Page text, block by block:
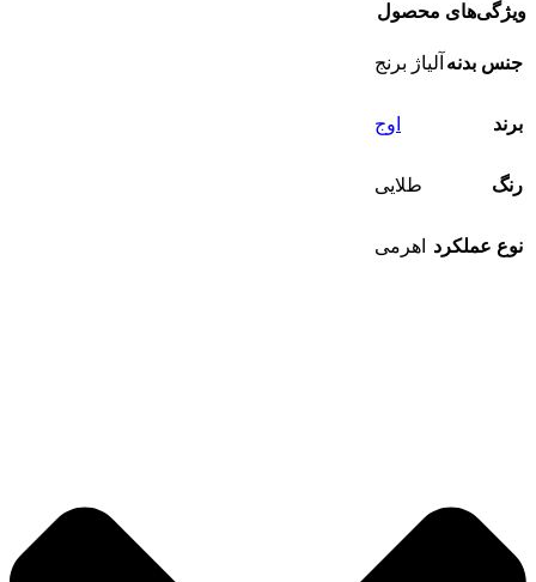
ویژگی‌های محصول
جنس بدنه آلیاژ برنج
برند اوج
رنگ طلایی
نوع عملکرد اهرمی